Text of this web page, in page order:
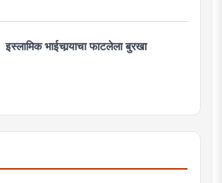
इस्लामिक भाईचार्‍याचा फाटलेला बुरखा